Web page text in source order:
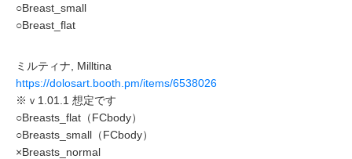
○Breast_small
○Breast_flat
ミルティナ, Milltina
https://dolosart.booth.pm/items/6538026
※ｖ1.01.1 想定です
○Breasts_flat（FCbody）
○Breasts_small（FCbody）
×Breasts_normal